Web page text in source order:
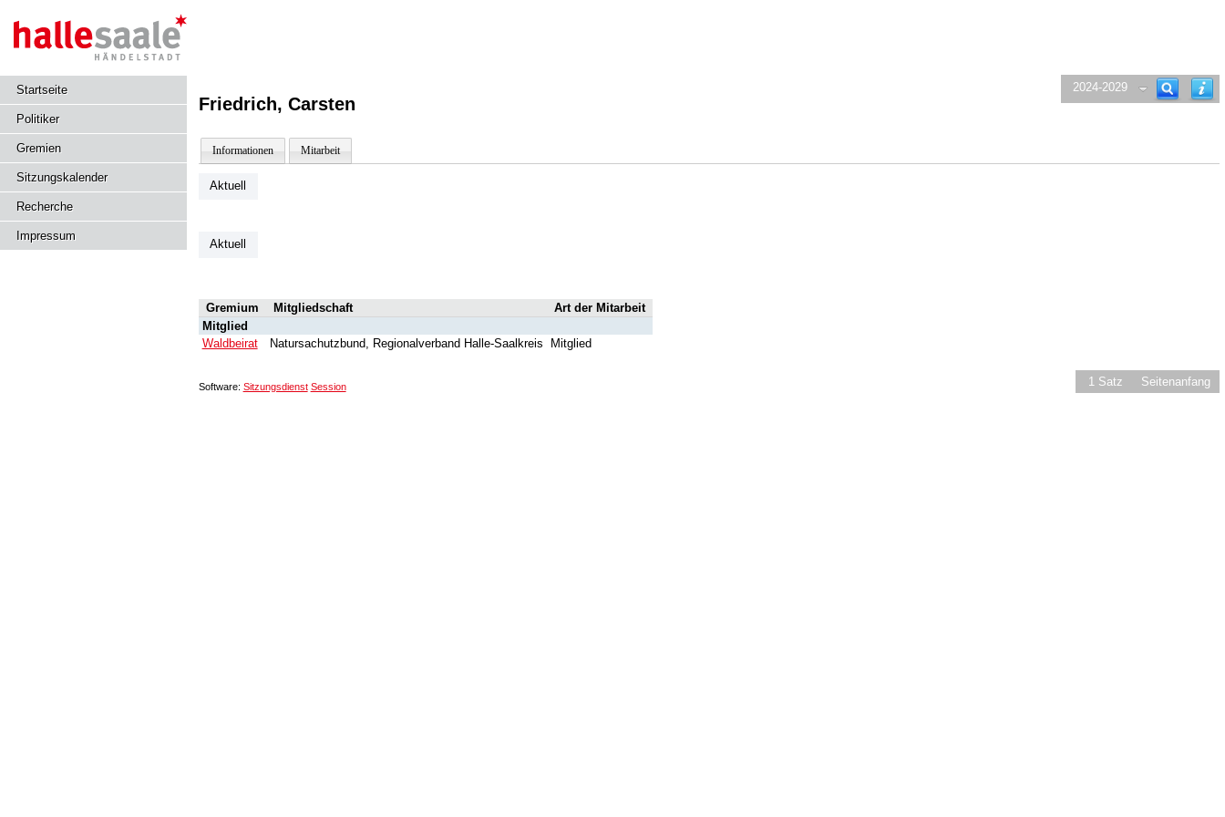
Startseite
Politiker
Gremien
Sitzungskalender
Recherche
Impressum
2024-2029
Friedrich, Carsten
Informationen Mitarbeit
Aktuell
Aktuell
Gremium Mitgliedschaft
Art der Mitarbeit
Mitglied
Waldbeirat
Natursachutzbund, Regionalverband Halle-Saalkreis Mitglied
1 Satz Seitenanfang
Software: Sitzungsdienst Session